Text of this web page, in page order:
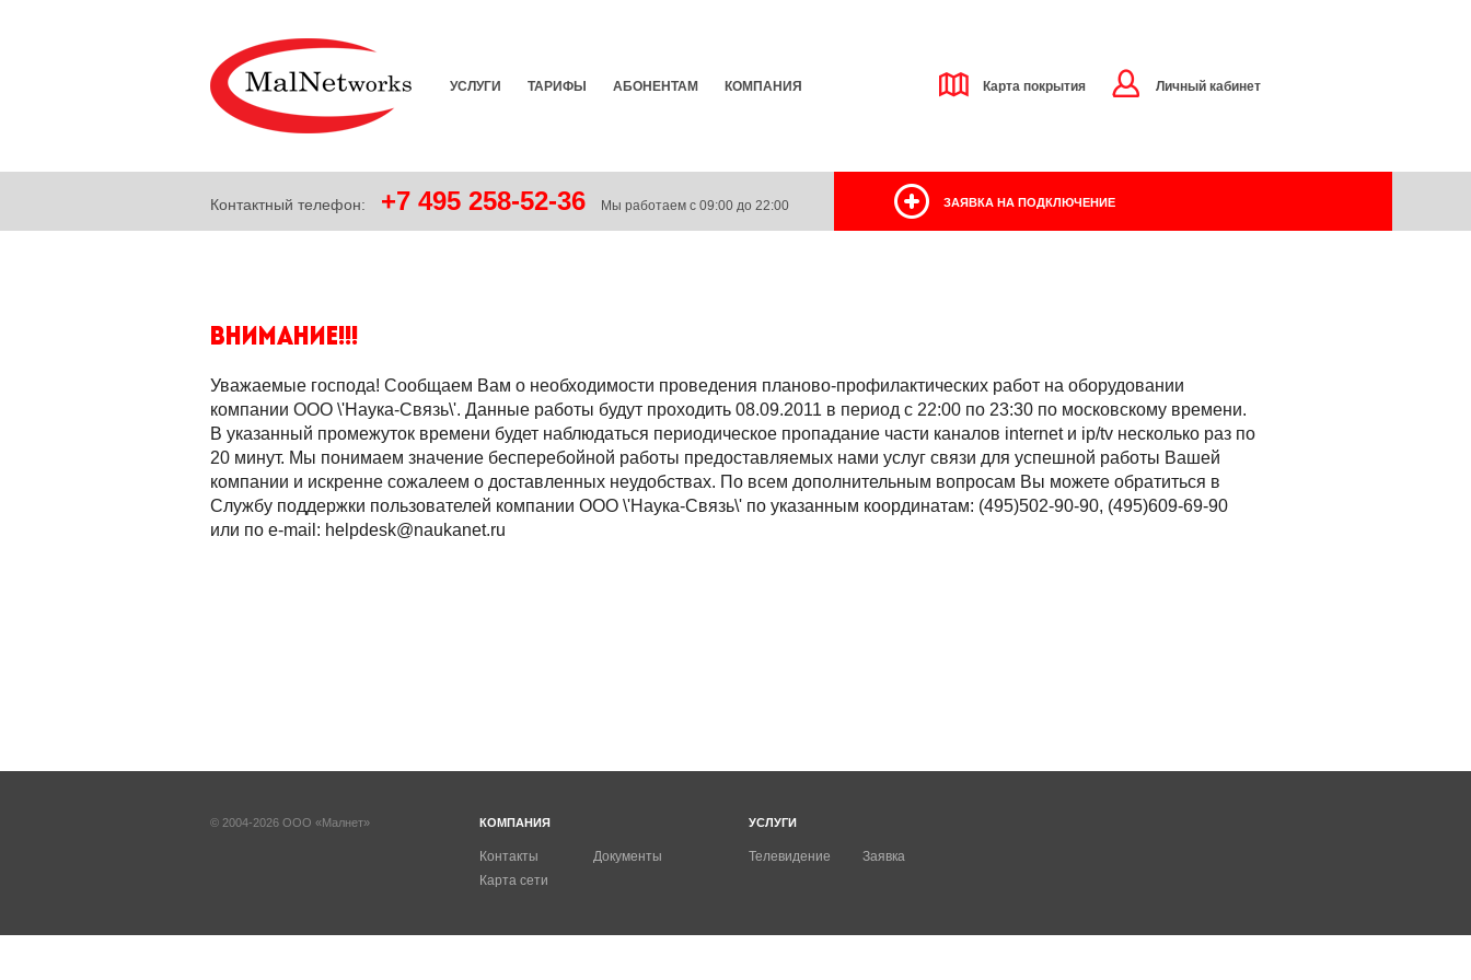
УСЛУГИ ТАРИФЫ АБОНЕНТАМ КОМПАНИЯ Карта покрытия Личный кабинет
Контактный телефон: +7 495 258-52-36 Мы работаем с 09:00 до 22:00 ЗАЯВКА НА ПОДКЛЮЧЕНИЕ
Внимание!!!
Уважаемые господа! Сообщаем Вам о необходимости проведения планово-профилактических работ на оборудовании
компании ООО \'Наука-Связь\'. Данные работы будут проходить 08.09.2011 в период с 22:00 по 23:30 по московскому времени.
В указанный промежуток времени будет наблюдаться периодическое пропадание части каналов internet и ip/tv несколько раз по
20 минут. Мы понимаем значение бесперебойной работы предоставляемых нами услуг связи для успешной работы Вашей
компании и искренне сожалеем о доставленных неудобствах. По всем дополнительным вопросам Вы можете обратиться в
Службу поддержки пользователей компании ООО \'Наука-Связь\' по указанным координатам: (495)502-90-90, (495)609-69-90
или по e-mail: helpdesk@naukanet.ru
© 2004-2026 ООО «Малнет» КОМПАНИЯ
Контакты
Документы
Карта сети
УСЛУГИ
Телевидение Заявка